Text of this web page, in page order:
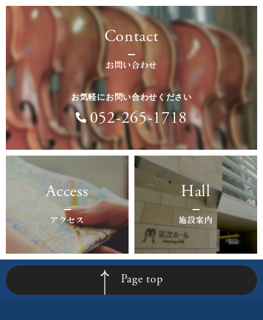
Contact
お問い合わせ
お気軽にお問い合わせください
052-265-1718
Access
アクセス
Hall
施設案内
Page top